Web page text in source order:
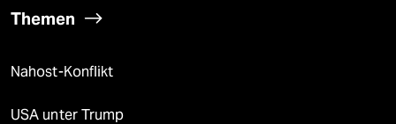
Themen
Nahost-Konflikt
USA unter Trump